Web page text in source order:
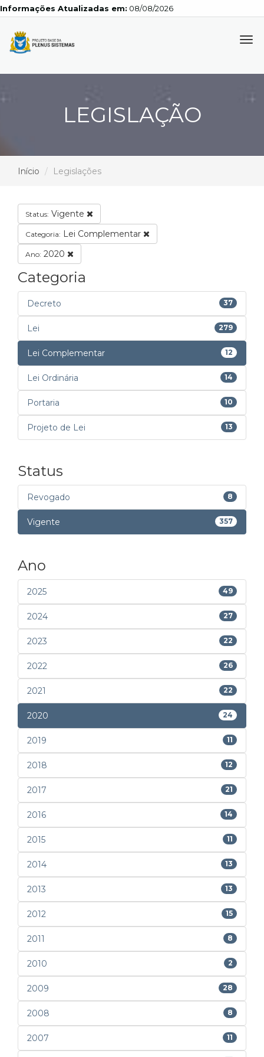
Atualizadas em: 08/08/2026
LEGISLAÇÃO
Início Legislações
Status: Vigente
Categoria: Lei Complementar
Ano: 2020
Categoria
Decreto 37
Lei 279
Lei Complementar 12
Lei Ordinária 14
Portaria 10
Projeto de Lei 13
Status
Revogado 8
Vigente 357
Ano
2025 49
2024 27
2023 22
2022 26
2021 22
2020 24
2019 11
2018 12
2017 21
2016 14
2015 11
2014 13
2013 13
2012 15
2011 8
2010 2
2009 28
2008 8
2007 11